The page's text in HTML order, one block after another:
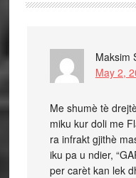
Maksim
May 2,
Me shumè tè
miku kur doli me
ra infrakt gjithè
iku pa u ndier,
per carèt kan lek